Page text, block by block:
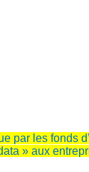
par les fonds
» aux